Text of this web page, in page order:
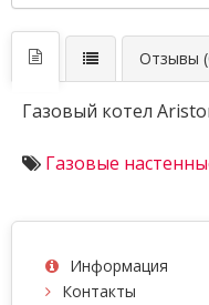
Отзывы
Газовый котел
Газовые
Информация
Контакты